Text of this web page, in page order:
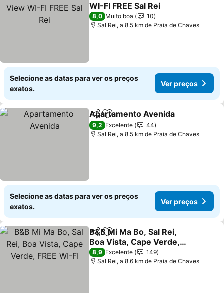
WI-FI FREE Sal Rei
Ver preços
8,0 Muito boa
10
Sal Rei, a 8.5 km de Praia de Chaves
Selecione as datas para ver os preços
exatos.
Ver preços
PartilharAdicionar aos favoritos
Apartamento Avenida
9,2 Excelente
44
Sal Rei, a 8.5 km de Praia de Chaves
Selecione as datas para ver os preços
exatos.
Ver preços
PartilharAdicionar aos favoritos
B&B Mi Ma Bo, Sal Rei,
Boa Vista, Cape Verde,
FREE WI-FI
Ver preços
8,9 Excelente
149
Sal Rei, a 8.6 km de Praia de Chaves